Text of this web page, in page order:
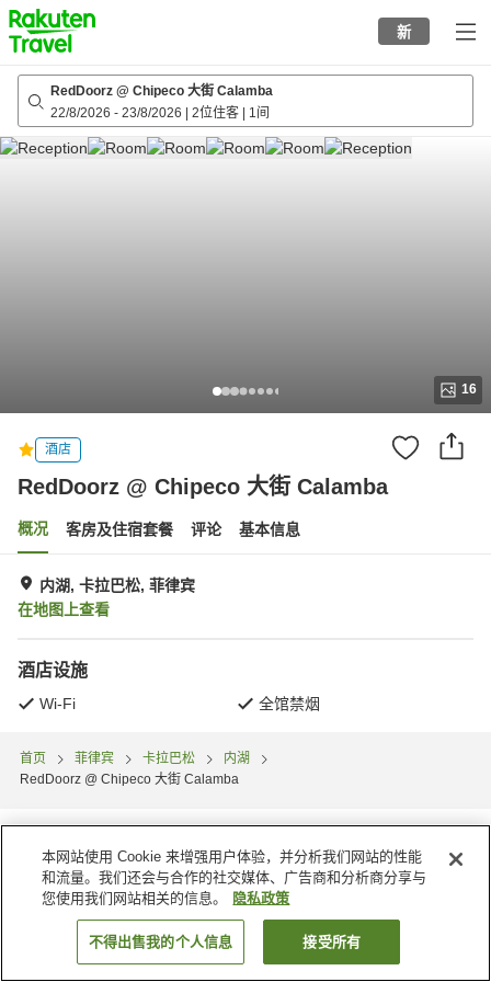
to
top
page
新
RedDoorz @ Chipeco 大街 Calamba
22/8/2026 - 23/8/2026 2位住客 1间
16
酒店
RedDoorz @ Chipeco 大街 Calamba
概况 客房及住宿套餐 评论 基本信息
内湖, 卡拉巴松, 菲律宾
在地图上查看
酒店设施
Wi-Fi 全馆禁烟
首页 菲律宾 卡拉巴松
内湖
RedDoorz @ Chipeco 大街 Calamba
搜索客房
本网站使用 Cookie 来增强用户体验，并分析我们网站的性能
和流量。我们还会与合作的社交媒体、广告商和分析商分享与
您使用我们网站相关的信息。
隐私政策
不得出售我的个人信息 接受所有